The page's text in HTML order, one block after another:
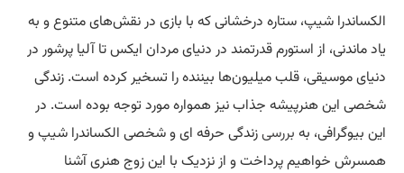
الکساندرا شیپ، ستاره درخشانی که با بازی در نقش‌های متنوع و به
یاد ماندنی، از استورم قدرتمند در دنیای مردان ایکس تا آلیا پرشور در
دنیای موسیقی، قلب میلیون‌ها بیننده را تسخیر کرده است. زندگی
شخصی این هنرپیشه جذاب نیز همواره مورد توجه بوده است. در
این بیوگرافی، به بررسیزندگی حرفه ای و شخصی الکساندرا شیپ و
همسرش خواهیم پرداخت و از نزدیک با این زوج هنری آشنا